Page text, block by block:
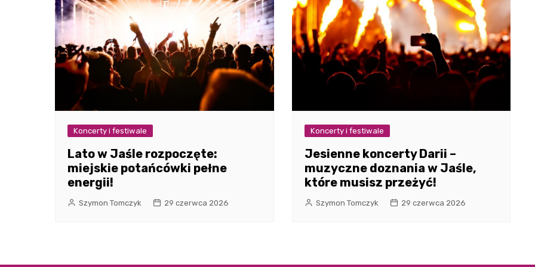
Koncerty i festiwale
Lato w Jaśle rozpoczęte:
miejskie potańcówki pełne
energii!
Szymon Tomczyk 29 czerwca 2026
Koncerty i festiwale
Jesienne koncerty Darii –
muzyczne doznania w Jaśle,
które musisz przeżyć!
Szymon Tomczyk 29 czerwca 2026